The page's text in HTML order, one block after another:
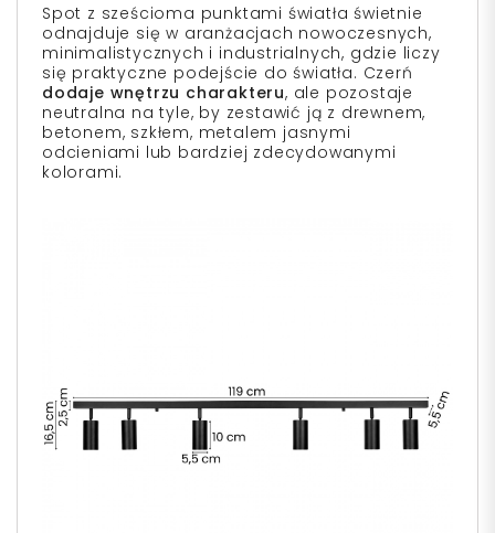
Spot z sześcioma punktami światła świetnie
odnajduje się w aranżacjach nowoczesnych,
minimalistycznych i industrialnych, gdzie liczy
się praktyczne podejście do światła. Czerń
dodaje wnętrzu charakteru, ale pozostaje
neutralna na tyle, by zestawić ją z drewnem,
betonem, szkłem, metalem jasnymi
odcieniami lub bardziej zdecydowanymi
kolorami.